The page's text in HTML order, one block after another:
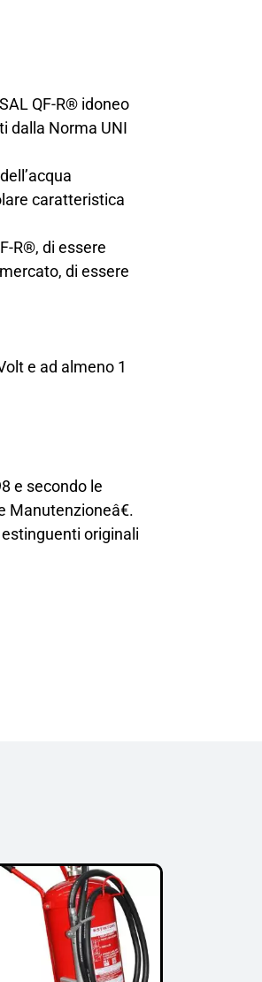
QF-R® idoneo
dalla Norma UNI
caratteristica
R®, di essere
di essere
e ad almeno 1
e secondo le
originali